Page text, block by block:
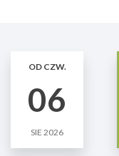
OD CZW.
06
SIE 2026